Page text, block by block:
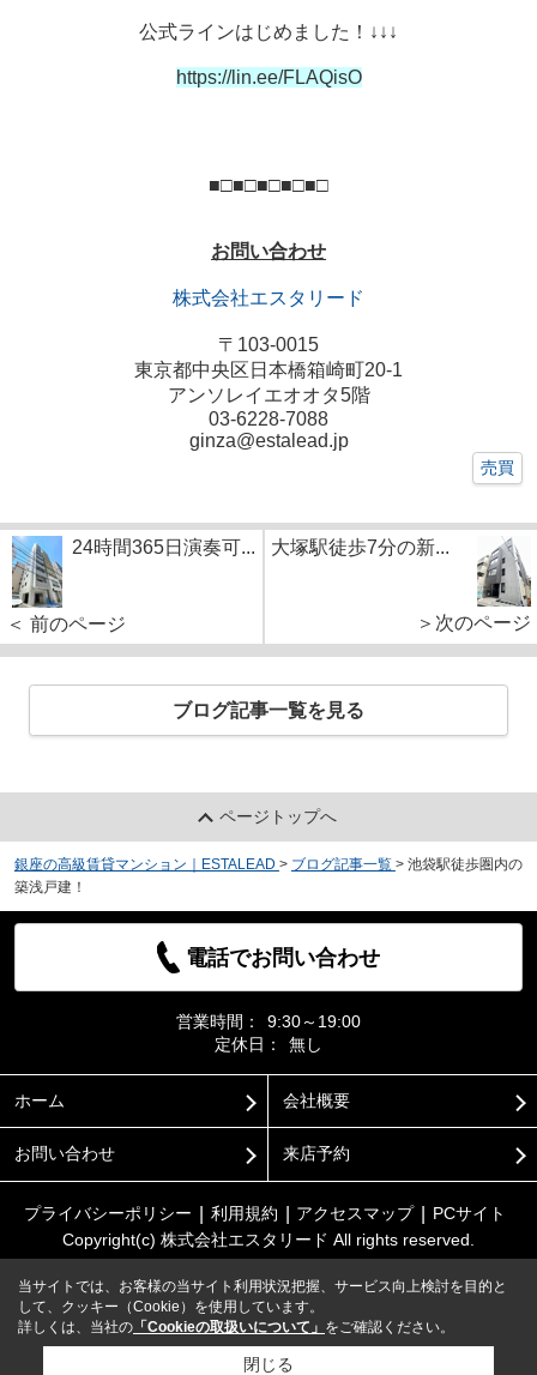
公式ラインはじめました！↓↓↓
https://lin.ee/FLAQisO
■□■□■□■□■□
お問い合わせ
株式会社エスタリード
〒103-0015
東京都中央区日本橋箱崎町20‐1
アンソレイエオオタ5階
03-6228-7088
ginza@estalead.jp
売買
24時間365日演奏可...
＜ 前のページ
大塚駅徒歩7分の新...
＞次のページ
ブログ記事一覧を見る
ページトップへ
銀座の高級賃貸マンション｜ESTALEAD > ブログ記事一覧 > 池袋駅徒歩圏内の
築浅戸建！
電話でお問い合わせ
営業時間：
9:30～19:00
定休日：
無し
ホーム 会社概要
お問い合わせ 来店予約
プライバシーポリシー 利用規約 アクセスマップ
PCサイト
Copyright(c) 株式会社エスタリード All rights reserved.
当サイトでは、お客様の当サイト利用状況把握、サービス向上検討を目的と
して、クッキー（Cookie）を使用しています。
詳しくは、当社の 「Cookieの取扱いについて」 をご確認ください。
閉じる